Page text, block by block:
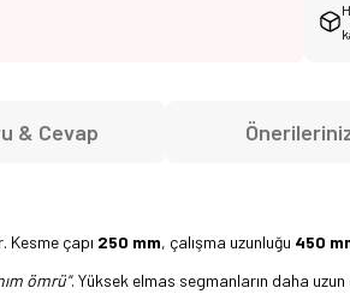
& Cevap
çapı 250 mm, çalışma uzunluğu 450
ömrü". Yüksek elmas segmanların daha uzun